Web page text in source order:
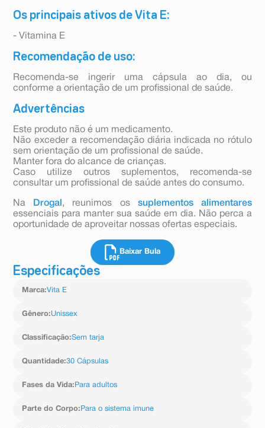
Os principais ativos de Vita E:
- Vitamina E
Recomendação de uso:
Recomenda-se ingerir uma cápsula ao dia, ou
conforme a orientação de um profissional de saúde.
Advertências
Este produto não é um medicamento.
Não exceder a recomendação diária indicada no rótulo
sem orientação de um profissional de saúde.
Manter fora do alcance de crianças.
Caso utilize outros suplementos, recomenda-se
consultar um profissional de saúde antes do consumo.
Na Drogal , reunimos os suplementos alimentares
essenciais para manter sua saúde em dia. Não perca a
oportunidade de aproveitar nossas ofertas especiais.
Baixar Bula
Especificações
Marca:Vita E
Gênero:Unissex
Classificação:Sem tarja
Quantidade:30 Cápsulas
Fases da Vida: Para adultos
Parte do Corpo: Para o sistema imune